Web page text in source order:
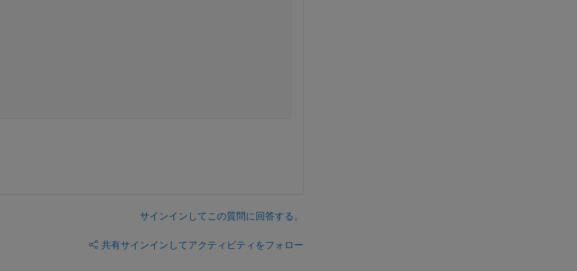
サインインしてこの質問に回答する。
共有サインインしてアクティビティをフォロー